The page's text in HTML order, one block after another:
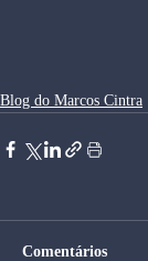
Blog do Marcos Cintra
Comentários